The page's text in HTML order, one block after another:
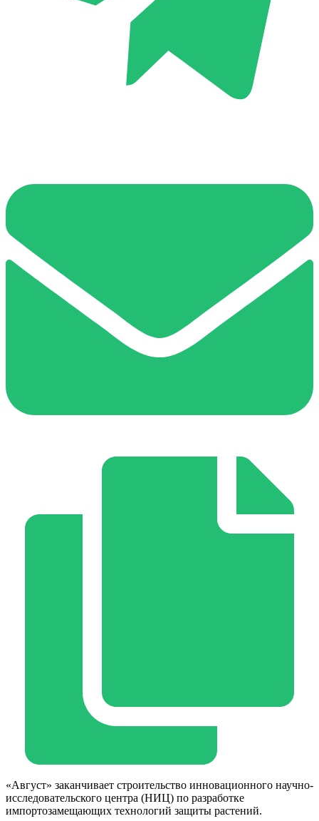
«Август» заканчивает строительство инновационного научно-
исследовательского центра (НИЦ) по разработке
импортозамещающих технологий защиты растений.